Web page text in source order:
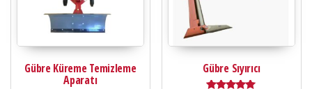
Gübre Küreme Temizleme
Aparatı
Gübre Sıyırıcı